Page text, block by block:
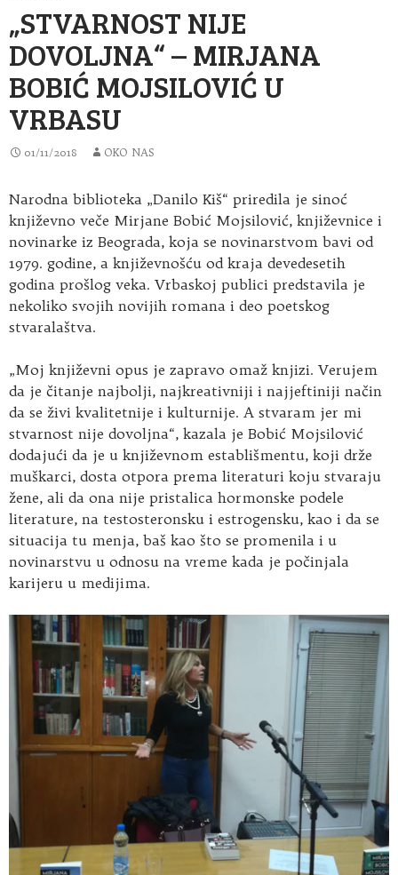
„STVARNOST NIJE
DOVOLJNA“ – MIRJANA
BOBIĆ MOJSILOVIĆ U
VRBASU
01/11/2018 OKO NAS
Narodna biblioteka „Danilo Kiš“ priredila je sinoć
književno veče Mirjane Bobić Mojsilović, književnice i
novinarke iz Beograda, koja se novinarstvom bavi od
1979. godine, a književnošću od kraja devedesetih
godina prošlog veka. Vrbaskoj publici predstavila je
nekoliko svojih novijih romana i deo poetskog
stvaralaštva.
„Moj književni opus je zapravo omaž knjizi. Verujem
da je čitanje najbolji, najkreativniji i najjeftiniji način
da se živi kvalitetnije i kulturnije. A stvaram jer mi
stvarnost nije dovoljna“, kazala je Bobić Mojsilović
dodajući da je u književnom establišmentu, koji drže
muškarci, dosta otpora prema literaturi koju stvaraju
žene, ali da ona nije pristalica hormonske podele
literature, na testosteronsku i estrogensku, kao i da se
situacija tu menja, baš kao što se promenila i u
novinarstvu u odnosu na vreme kada je počinjala
karijeru u medijima.